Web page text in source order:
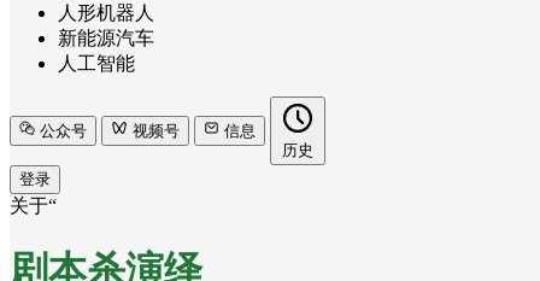
人形机器人
新能源汽车
人工智能
公众号 视频号
信息
历史
登录
关于“
剧本杀演绎